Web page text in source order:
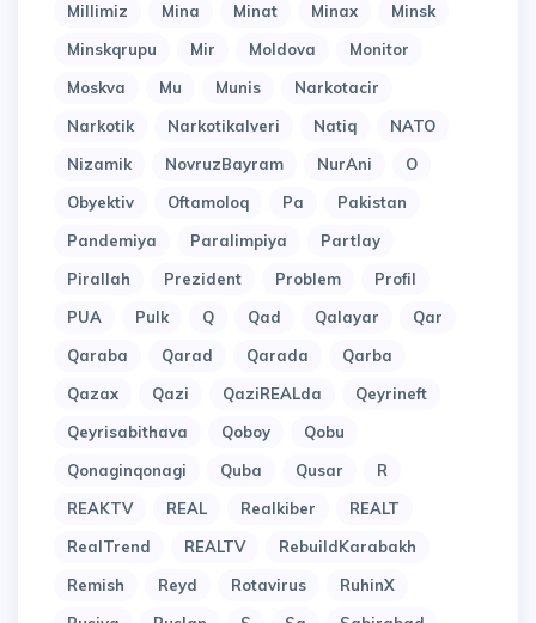
Millimiz
Mina Minat Minax
Minsk
Minskqrupu
Mir Moldova
Monitor
Moskva
Mu Munis
Narkotacir
Narkotik
Narkotikalveri Natiq
NATO
Nizamik
NovruzBayram NurAni
O
Obyektiv
Oftamoloq Pa
Pakistan
Pandemiya
Paralimpiya
Partlay
Pirallah
Prezident Problem
Profil
PUA
Pulk Q Qad Qalayar
Qar
Qaraba
Qarad Qarada
Qarba
Qazax
Qazi QaziREALda
Qeyrineft
Qeyrisabithava
Qoboy
Qobu
Qonaginqonagi
Quba Qusar
R
REAKTV
REAL Realkiber
REALT
RealTrend
REALTV
RebuildKarabakh
Remish
Reyd Rotavirus
RuhinX